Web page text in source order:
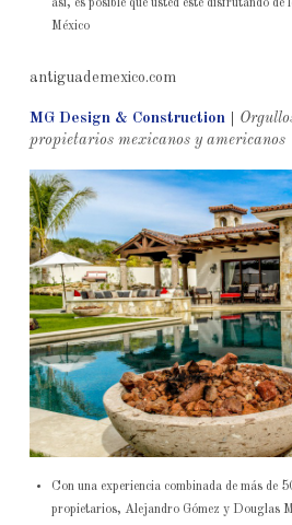
así, es posible que usted esté disfrutando de
México
antiguademexico.com
MG Design & Construction|
propietarios mexicanos y americanos
Con una experiencia combinada de más de
propietarios, Alejandro Gómez y Douglas